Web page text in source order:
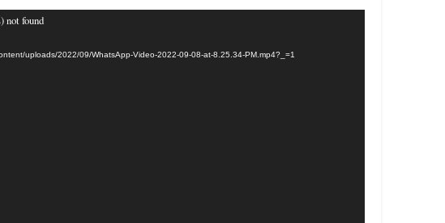
not found
uploads/2022/09/WhatsApp-Video-2022-09-08-at-8.25.34-PM.mp4?_=1